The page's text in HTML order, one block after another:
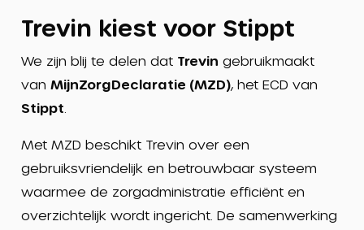
Trevin kiest voor Stippt
We zijn blij te delen dat Trevin gebruikmaakt
van MijnZorgDeclaratie (MZD), het ECD van
Stippt
Met MZD beschikt Trevin over een
gebruiksvriendelijk en betrouwbaar systeem
waarmee de zorgadministratie efficiënt en
overzichtelijk wordt ingericht. De samenwerking